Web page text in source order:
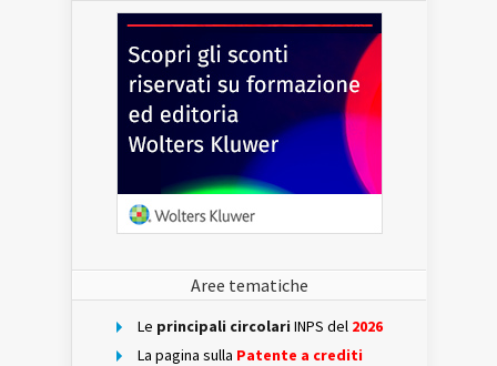
Aree tematiche
Le principali circolari INPS del 2026
La pagina sulla Patente a crediti